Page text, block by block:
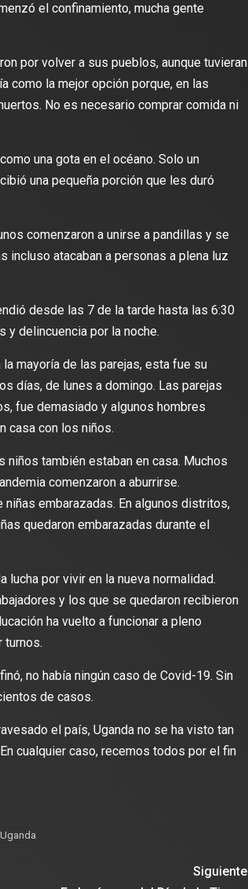
el confinamiento, mucha gente
por volver a sus pueblos, aunque tuvieran
como la mejor opción porque, en las
No es necesario comprar comida ni
una gota en el océano. Solo un
una pequeña porción que les duró
comenzaron a unirse a pandillas y se
atacaban a personas a plena luz
desde las 7 de la tarde hasta las 6:30
y delincuencia por la noche.
mayoría de las parejas, esta fue su
días, de lunes a domingo. Las parejas
fue demasiado y algunos hombres
casa con los niños.
también estaban en casa. Muchos
comenzaron a aburrirse.
niñas embarazadas. En algunos distritos,
quedaron embarazadas durante el
por vivir en la nueva normalidad.
y los que se quedaron recibieron
ha vuelto a funcionar a pleno
turnos.
no había ningún caso de Covid-19. Sin
de casos.
el país, Uganda no se ha visto tan
cualquier caso, recemos todos por el fin
Uganda
Siguiente